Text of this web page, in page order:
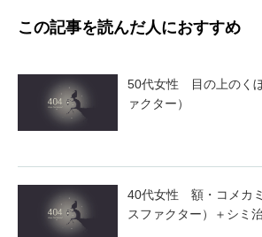
この記事を読んだ人におすすめ
50代女性 目の上のく
ァクター）
40代女性 額・コメカ
スファクター）＋シミ